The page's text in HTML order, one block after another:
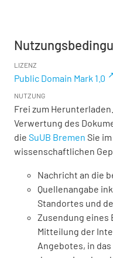
LIZENZ
Public Domain Mark 1.0
NUTZUNG
Frei zum
Verwertung des
die SuUB Bremen Sie
wissenschaftlichen
Nachricht an die
Quellenangabe
Standortes und
Zusendung eines
Mitteilung der
Angebotes, in